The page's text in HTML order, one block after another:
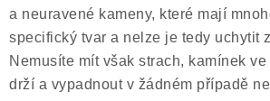
a neuravené kameny, které mají
specifický tvar a nelze je tedy uchytit
Nemusíte mít však strach, kamínek
drží a vypadnout v žádném případě